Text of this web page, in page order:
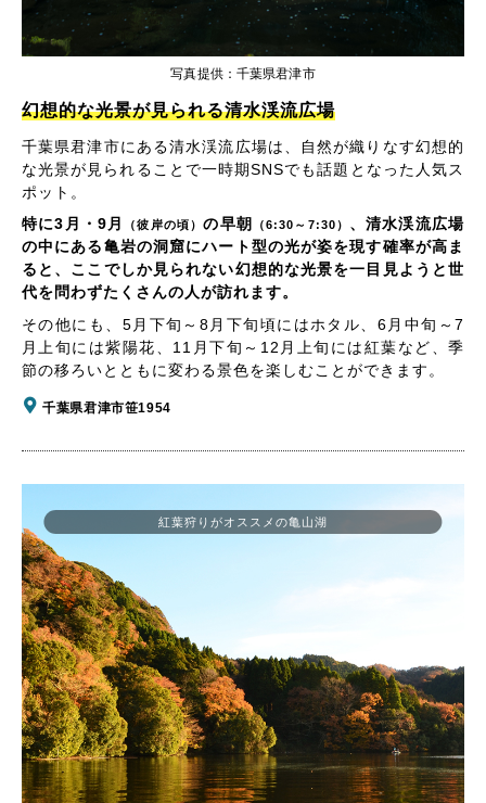
写真提供：千葉県君津市
幻想的な光景が見られる清水渓流広場
千葉県君津市にある清水渓流広場は、自然が織りなす幻想的
な光景が見られることで一時期SNSでも話題となった人気ス
ポット。
特に3月・9月
（彼岸の頃）の早朝 （6:30～7:30） 、清水渓流広場
の中にある亀岩の洞窟にハート型の光が姿を現す確率が高ま
ると、ここでしか見られない幻想的な光景を一目見ようと世
代を問わずたくさんの人が訪れます。
その他にも、5月下旬～8月下旬頃にはホタル、6月中旬～7
月上旬には紫陽花、11月下旬～12月上旬には紅葉など、季
節の移ろいとともに変わる景色を楽しむことができます。
千葉県君津市笹1954
紅葉狩りがオススメの亀山湖